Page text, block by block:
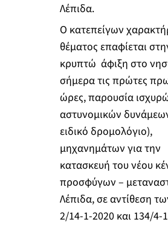
Λέπιδα.
Ο κατεπείγων
θέματος επαφίεται
κρυπτώ άφιξη στο
σήμερα τις πρώτες
ώρες, παρουσία
αστυνομικών
ειδικό δρομολόγιο),
μηχανημάτων για την
κατασκευή του νέου
προσφύγων –
Λέπιδα, σε αντίθεση
2/14-1-2020 και 134/4-